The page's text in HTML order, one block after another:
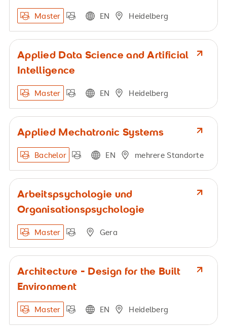
Master EN Heidelberg
Applied Data Science and Artificial
Intelligence
Master EN Heidelberg
Applied Mechatronic Systems
Bachelor EN mehrere Standorte
Arbeitspsychologie und
Organisationspsychologie
Master Gera
Architecture - Design for the Built
Environment
Master EN Heidelberg